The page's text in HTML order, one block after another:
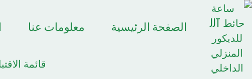
الصفحة الرئيسية معلومات عنا
قائمة